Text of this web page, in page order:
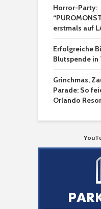
Horror-Party:
erstmals auf
Erfolgreiche
Blutspende
Grinchmas,
Parade: So
Orlando